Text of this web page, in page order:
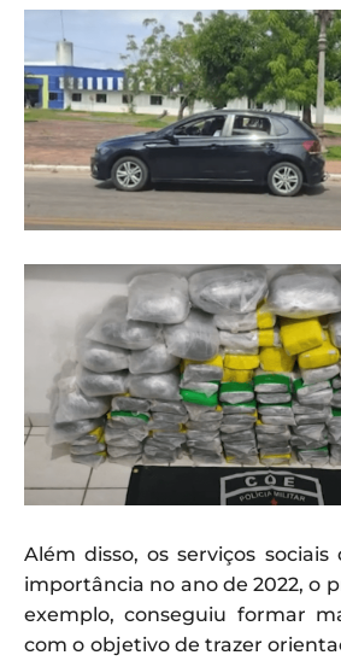
Além disso, os serviços
importância no ano de 2022, o
exemplo, conseguiu formar
com o objetivo de trazer